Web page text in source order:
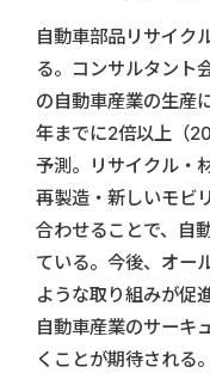
自動車部品リサイク
る。コンサルタント
の自動車産業の生産
年までに2倍以上（
予測。リサイクル・
再製造・新しいモビ
合わせることで、自
ている。今後、オー
ような取り組みが促
自動車産業のサーキ
くことが期待される。